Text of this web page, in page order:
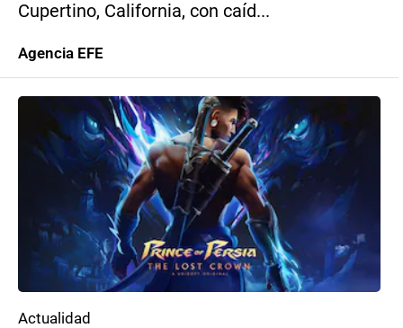
Cupertino, California, con caíd...
Agencia EFE
Actualidad